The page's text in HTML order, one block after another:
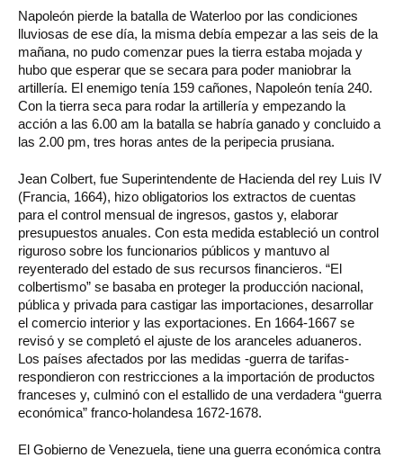
Napoleón pierde la batalla de Waterloo por las condiciones
lluviosas de ese día, la misma debía empezar a las seis de la
mañana, no pudo comenzar pues la tierra estaba mojada y
hubo que esperar que se secara para poder maniobrar la
artillería. El enemigo tenía 159 cañones, Napoleón tenía 240.
Con la tierra seca para rodar la artillería y empezando la
acción a las 6.00 am la batalla se habría ganado y concluido a
las 2.00 pm, tres horas antes de la peripecia prusiana.
Jean Colbert, fue Superintendente de Hacienda del rey Luis IV
(Francia, 1664), hizo obligatorios los extractos de cuentas
para el control mensual de ingresos, gastos y, elaborar
presupuestos anuales. Con esta medida estableció un control
riguroso sobre los funcionarios públicos y mantuvo al
reyenterado del estado de sus recursos financieros. “El
colbertismo” se basaba en proteger la producción nacional,
pública y privada para castigar las importaciones, desarrollar
el comercio interior y las exportaciones. En 1664-1667 se
revisó y se completó el ajuste de los aranceles aduaneros.
Los países afectados por las medidas -guerra de tarifas-
respondieron con restricciones a la importación de productos
franceses y, culminó con el estallido de una verdadera “guerra
económica” franco-holandesa 1672-1678.
El Gobierno de Venezuela, tiene una guerra económica contra